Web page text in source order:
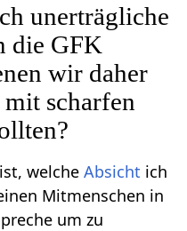
unerträgliche
die GFK
wir daher
scharfen
ist, welcheAbsicht ich
Mitmenschen in
um zu